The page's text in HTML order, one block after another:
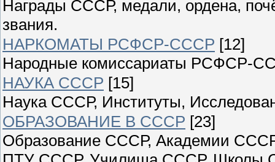
Награды СССР, медали, ордена,
звания.
НАРКОМАТЫ РСФСР-СССР [12]
Народные комиссариаты РСФСР-
НАУКА СССР [15]
Наука СССР, Институты,
ОБРАЗОВАНИЕ В СССР [23]
Образование СССР, Академии